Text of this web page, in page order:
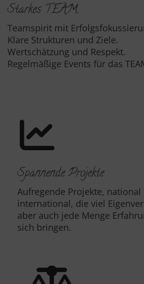
Starkes TEAM
Teamspirit mit
Klare Strukturen und Ziele.
Wertschätzung und Respekt.
Regelmäßige Events für das
Spannende Projekte
Aufregende Projekte, national
international, die viel
aber auch jede Menge
sich bringen.